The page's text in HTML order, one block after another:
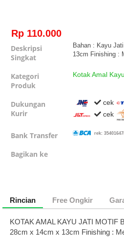
Deskripsi
Singkat
Bahan : Kayu
13cm Finishing :
Kategori
Produk
Kotak Amal Kayu
Dukungan
Kurir
cek
cek
Bank Transfer rek:
Bagikan ke
Rp 110.000
Rincian Free Ongkir
KOTAK AMAL KAYU JATI MOTIF
28cm x 14cm x 13cm Finishing :